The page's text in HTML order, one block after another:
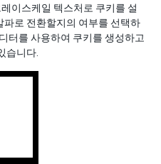
이스케일 텍스처로 쿠키를 설
로 전환할지의 여부를 선택하
터를 사용하여 쿠키를 생성하고
습니다.